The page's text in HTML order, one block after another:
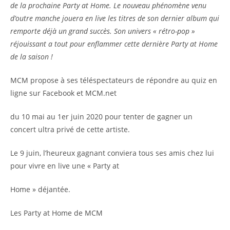
de la prochaine Party at Home. Le nouveau phénomène venu
d’outre manche jouera en live les titres de son dernier album qui
remporte déjà un grand succès. Son univers « rétro-pop »
réjouissant a tout pour enflammer cette dernière Party at Home
de la saison !
MCM propose à ses téléspectateurs de répondre au quiz en
ligne sur Facebook et MCM.net
du 10 mai au 1er juin 2020 pour tenter de gagner un
concert ultra privé de cette artiste.
Le 9 juin, l’heureux gagnant conviera tous ses amis chez lui
pour vivre en live une « Party at
Home » déjantée.
Les Party at Home de MCM